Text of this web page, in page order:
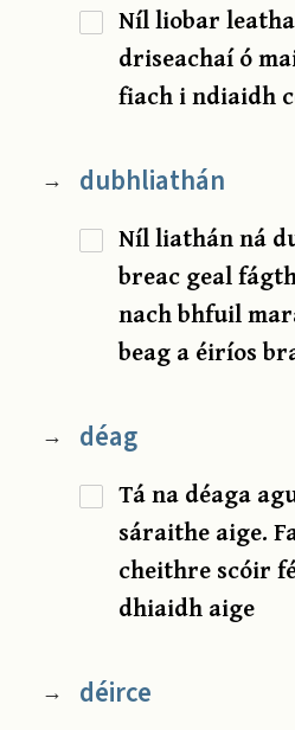
Níl liobar
driseachaí ó
fiach i ndiaidh
→ dubhliathán
Níl liathán ná
breac geal
nach bhfuil
beag a éiríos
→ déag
Tá na déaga
sáraithe aige.
cheithre scóir
dhiaidh aige
→ déirce